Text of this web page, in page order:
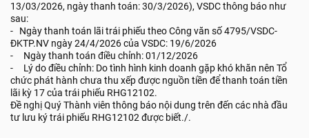
13/03/2026, ngày thanh toán: 30/3/2026), VSDC thông báo như
sau:
- Ngày thanh toán lãi trái phiếu theo Công văn số 4795/VSDC-
ĐKTP.NV ngày 24/4/2026 của VSDC: 19/6/2026
- Ngày thanh toán điều chỉnh: 01/12/2026
- Lý do điều chỉnh: Do tình hình kinh doanh gặp khó khăn nên Tổ
chức phát hành chưa thu xếp được nguồn tiền để thanh toán tiền
lãi kỳ 17 của trái phiếu RHG12102.
Đề nghị Quý Thành viên thông báo nội dung trên đến các nhà đầu
tư lưu ký trái phiếu RHG12102 được biết./.